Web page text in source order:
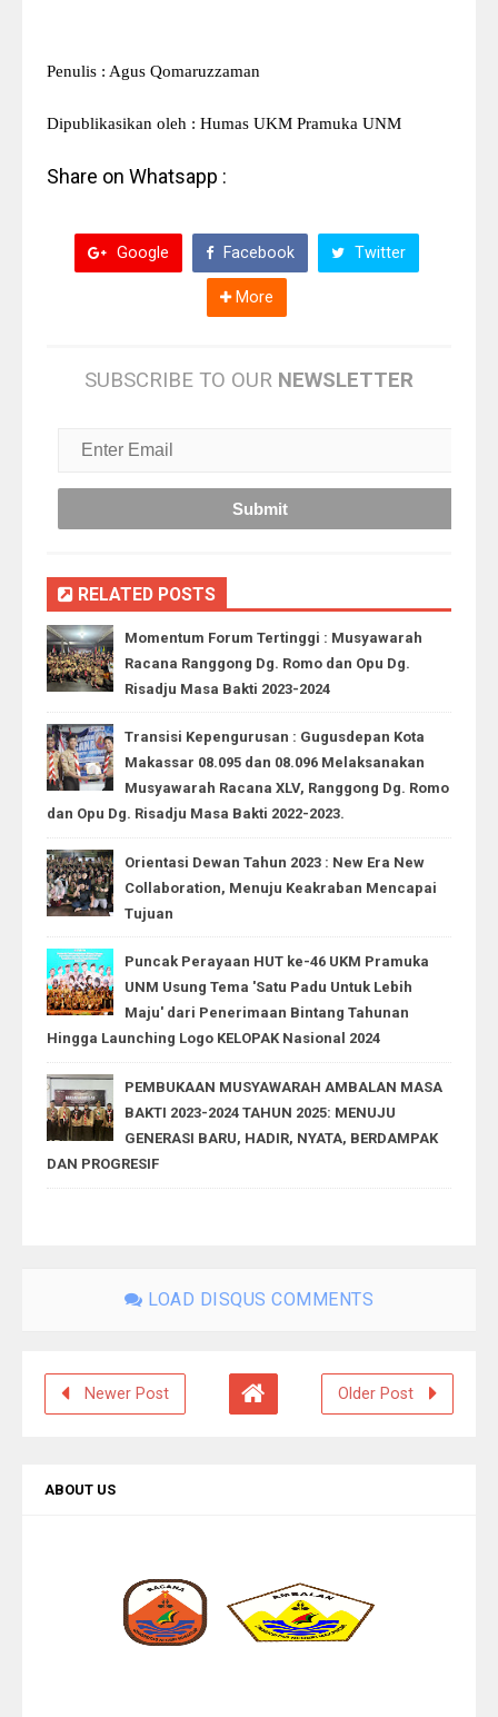
Penulis : Agus Qomaruzzaman
Dipublikasikan oleh : Humas UKM Pramuka UNM
Share on Whatsapp :
Google Facebook Twitter
More
SUBSCRIBE TO OUR NEWSLETTER
RELATED POSTS
Momentum Forum Tertinggi : Musyawarah
Racana Ranggong Dg. Romo dan Opu Dg.
Risadju Masa Bakti 2023-2024
Transisi Kepengurusan : Gugusdepan Kota
Makassar 08.095 dan 08.096 Melaksanakan
Musyawarah Racana XLV, Ranggong Dg. Romo
dan Opu Dg. Risadju Masa Bakti 2022-2023.
Orientasi Dewan Tahun 2023 : New Era New
Collaboration, Menuju Keakraban Mencapai
Tujuan
Puncak Perayaan HUT ke-46 UKM Pramuka
UNM Usung Tema 'Satu Padu Untuk Lebih
Maju' dari Penerimaan Bintang Tahunan
Hingga Launching Logo KELOPAK Nasional 2024
PEMBUKAAN MUSYAWARAH AMBALAN MASA
BAKTI 2023-2024 TAHUN 2025: MENUJU
GENERASI BARU, HADIR, NYATA, BERDAMPAK
DAN PROGRESIF
LOAD DISQUS COMMENTS
Newer Post Older Post
ABOUT US